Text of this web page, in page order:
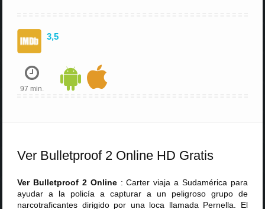
3,5
97 min.
Ver Bulletproof 2 Online HD Gratis
Ver Bulletproof 2 Online : Carter viaja a Sudamérica para
ayudar a la policía a capturar a un peligroso grupo de
narcotraficantes dirigido por una loca llamada Pernella. El